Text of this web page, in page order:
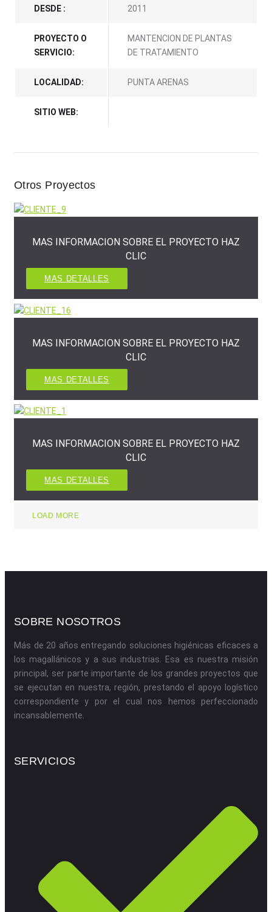
DESDE : 2011
PROYECTO O
SERVICIO:
MANTENCION DE PLANTAS
DE TRATAMIENTO
LOCALIDAD: PUNTA ARENAS
SITIO WEB:
Otros Proyectos
MAS INFORMACION SOBRE EL PROYECTO HAZ
CLIC
MAS DETALLES
MAS INFORMACION SOBRE EL PROYECTO HAZ
CLIC
MAS DETALLES
MAS INFORMACION SOBRE EL PROYECTO HAZ
CLIC
MAS DETALLES
LOAD MORE
SOBRE NOSOTROS
Más de 20 años entregando soluciones higiénicas eficaces a
los magallánicos y a sus industrias. Esa es nuestra misión
principal, ser parte importante de los grandes proyectos que
se ejecutan en nuestra, región, prestando el apoyo logístico
correspondiente y por el cual nos hemos perfeccionado
incansablemente.
SERVICIOS